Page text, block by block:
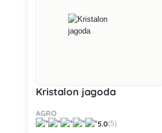
Kristalon jagoda
AGRO
5.0(5)